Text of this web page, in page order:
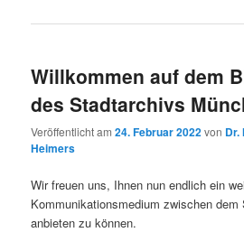
Willkommen auf dem
des Stadtarchivs
Veröffentlicht am24. Februar 2022von Dr.
Heimers
Wir freuen uns, Ihnen nun endlich ein
Kommunikationsmedium zwischen
anbieten zu können.